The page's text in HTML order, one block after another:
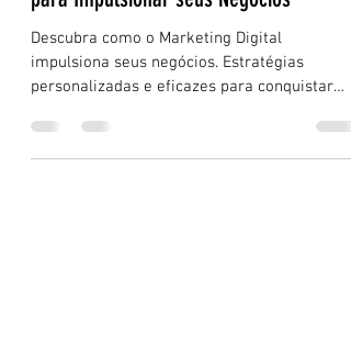
Marketing Digital: A Nova Realidade
para Impulsionar seus Negócios
impulsiona seus negócios. Estratégias
personalizadas e eficazes para conquistar